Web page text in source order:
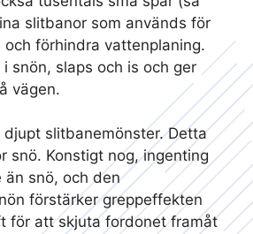
slitbanor som används för
förhindra vattenplaning.
snön, slaps och is och ger
vägen.
djupt slitbanemönster. Detta
snö. Konstigt nog, ingenting
än snö, och den
förstärker greppeffekten
för att skjuta fordonet framåt